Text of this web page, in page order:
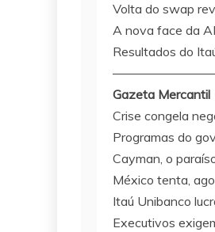
Volta do swap
A nova face da
Resultados do
Gazeta Mercantil
Crise congela
Programas do
Cayman, o
México tenta,
Itaú Unibanco
Executivos